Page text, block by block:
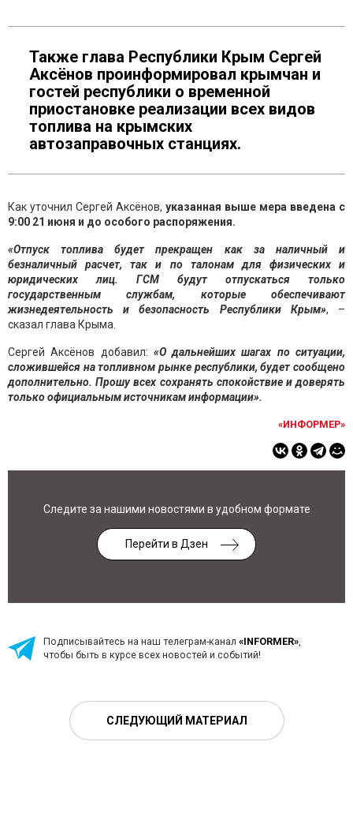
Также глава Республики Крым Сергей
Аксёнов проинформировал крымчан и
гостей республики о временной
приостановке реализации всех видов
топлива на крымских
автозаправочных станциях.
Как уточнил Сергей Аксёнов, указанная выше мера введена с
9:00 21 июня и до особого распоряжения.
«Отпуск топлива будет прекращен как за наличный и
безналичный расчет, так и по талонам для физических и
юридических лиц. ГСМ будут отпускаться только
государственным службам, которые обеспечивают
жизнедеятельность и безопасность Республики Крым», –
сказал глава Крыма.
Сергей Аксёнов добавил: «О дальнейших шагах по ситуации,
сложившейся на топливном рынке республики, будет сообщено
дополнительно. Прошу всех сохранять спокойствие и доверять
только официальным источникам информации».
«ИНФОРМЕР»
Следите за нашими новостями в удобном формате
Перейти в Дзен
Подписывайтесь на наш телеграм-канал «INFORMER»
чтобы быть в курсе всех новостей и событий!
СЛЕДУЮЩИЙ МАТЕРИАЛ